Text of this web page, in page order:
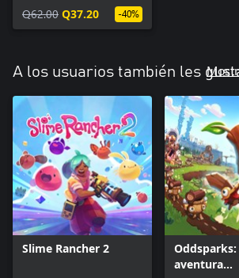
Q62.00 Q37.20 -40%
A los usuarios también les
Slime Rancher 2
aventura